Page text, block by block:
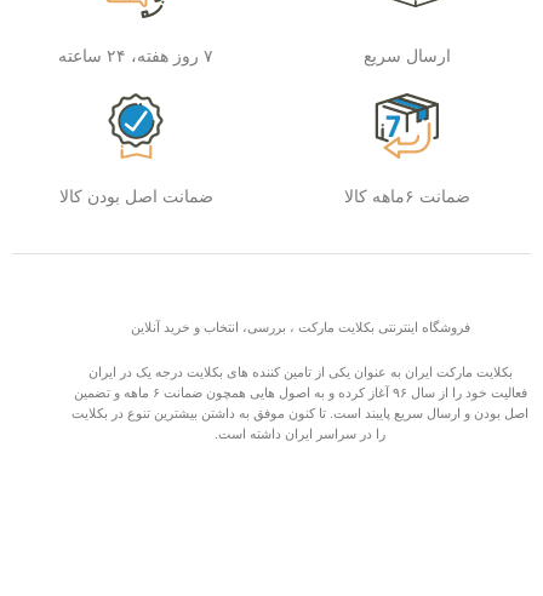
ارسال سریع ۷ روز هفته، ۲۴ ساعته
ضمانت ۶ماهه کالا ضمانت اصل بودن کالا
فروشگاه اینترنتی بکلایت مارکت ، بررسی، انتخاب و خرید آنلاین
بکلایت مارکت ایران به عنوان یکی از تامین کننده های بکلایت درجه یک در ایران
فعالیت خود را از سال ۹۶ آغاز کرده و به اصول هایی همچون ضمانت ۶ ماهه و تضمین
اصل بودن و ارسال سریع پایبند است. تا کنون موفق به داشتن بیشترین تنوع در بکلایت
را در سراسر ایران داشته است.